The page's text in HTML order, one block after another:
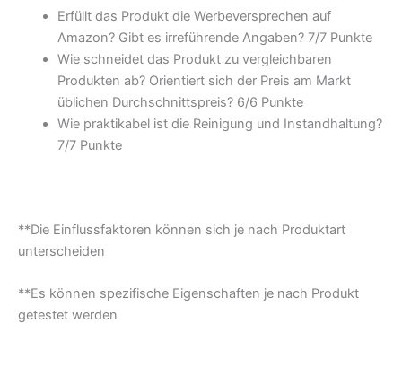
Erfüllt das Produkt die Werbeversprechen auf
Amazon? Gibt es irreführende Angaben? 7/7 Punkte
Wie schneidet das Produkt zu vergleichbaren
Produkten ab? Orientiert sich der Preis am Markt
üblichen Durchschnittspreis? 6/6 Punkte
Wie praktikabel ist die Reinigung und Instandhaltung?
7/7 Punkte
**Die Einflussfaktoren können sich je nach Produktart
unterscheiden
**Es können spezifische Eigenschaften je nach Produkt
getestet werden